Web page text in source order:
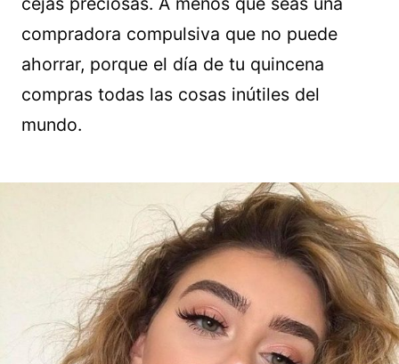
compradora compulsiva que no puede
ahorrar, porque el día de tu quincena
compras todas las cosas inútiles del
mundo.